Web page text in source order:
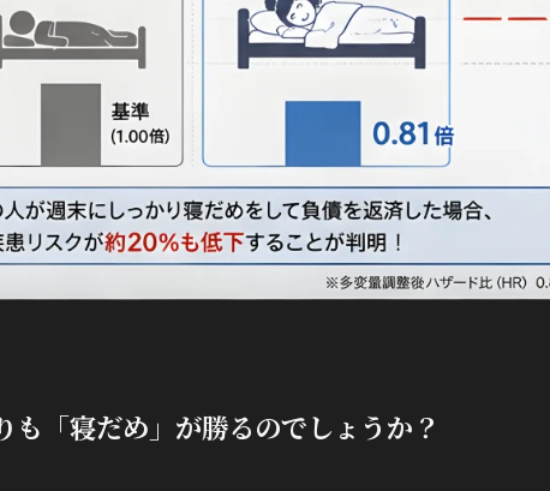
「寝だめ」が勝るのでしょうか？